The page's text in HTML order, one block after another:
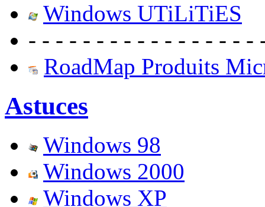
Windows UTiLiTiES
- - - - - - - - - - - - - - - - -
RoadMap Produits
Astuces
Windows 98
Windows 2000
Windows XP